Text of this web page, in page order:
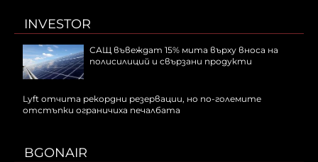
INVESTOR
САЩ въвеждат 15% мита върху вноса на
полисилиций и свързани продукти
Lyft отчита рекордни резервации, но по-големите
отстъпки ограничиха печалбата
BGONAIR